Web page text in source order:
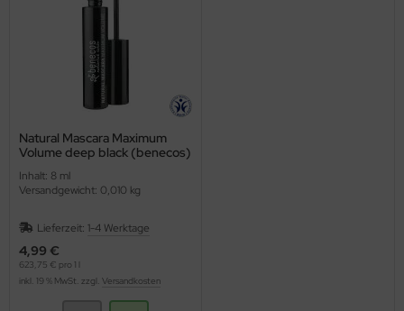
Natural Mascara Maximum
Volume deep black (benecos)
Inhalt: 8 ml
Versandgewicht: 0,010 kg
Lieferzeit: 1-4 Werktage
4,99 €
623,75 € pro 1 l
inkl. 19 % MwSt. zzgl. Versandkosten